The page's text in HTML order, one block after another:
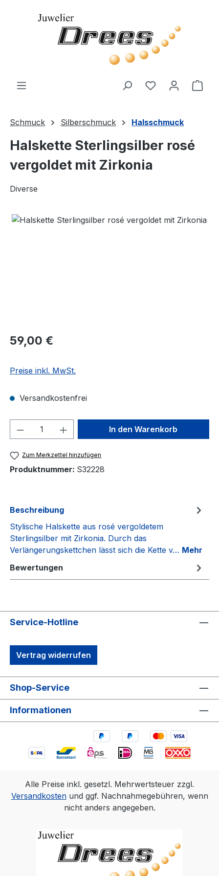
Zum Hauptinhalt springen
Du hast 0
Schmuck Silberschmuck Halsschmuck
Halskette Sterlingsilber rosé
vergoldet mit Zirkonia
Diverse
Regulärer Preis:
59,00 €
Preise inkl. MwSt.
Versandkostenfrei
Produkt Anzahl: Gib denIn den Warenkorb
Zum Merkzettel hinzufügen
Produktnummer: S32228
Beschreibung
Stylische Halskette aus rosé vergoldetem
Sterlingsilber mit Zirkonia. Durch das
Verlängerungskettchen lässt sich die Kette v… Mehr
Bewertungen
Service-Hotline
Vertrag widerrufen
Shop-Service
Informationen
Alle Preise inkl. gesetzl. Mehrwertsteuer zzgl.
Versandkostenund ggf. Nachnahmegebühren, wenn
nicht anders angegeben.